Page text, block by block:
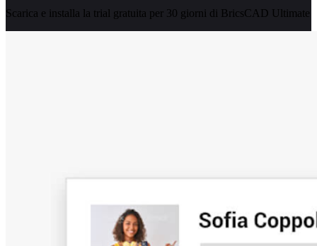
Scarica e installa la trial gratuita per 30 giorni di BricsCAD Ultimate